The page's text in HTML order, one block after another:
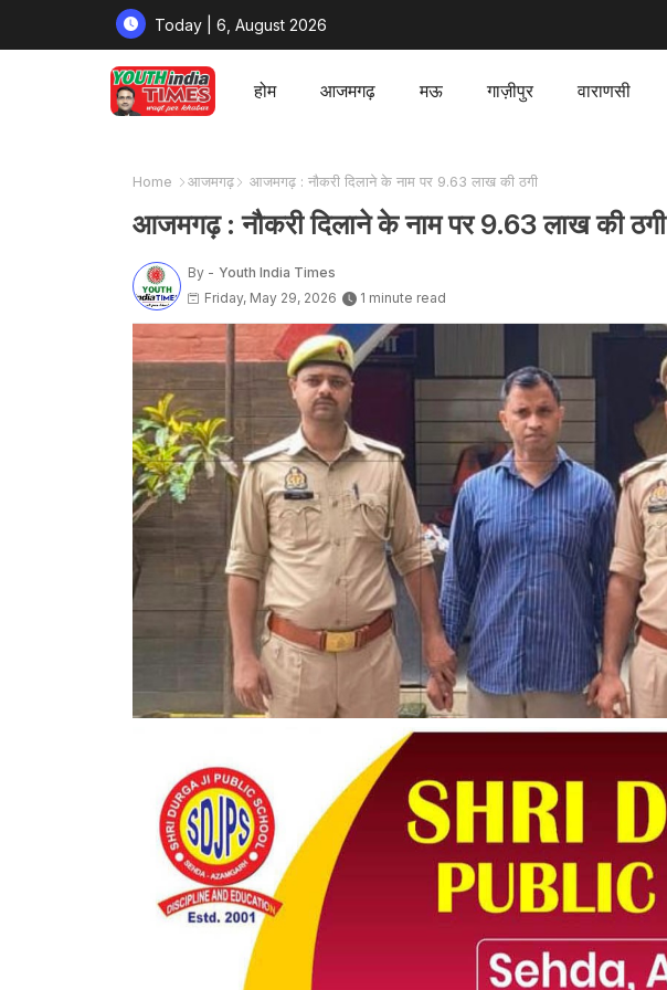
Today | 6, August 2026
होम आजमगढ़ मऊ गाज़ीपुर वाराणसी
Home आजमगढ़ आजमगढ़ : नौकरी दिलाने के नाम पर 9.63 लाख की ठगी
आजमगढ़ : नौकरी दिलाने के नाम पर 9.63 लाख की ठगी
By - Youth India Times
Friday, May 29, 2026
1 minute read